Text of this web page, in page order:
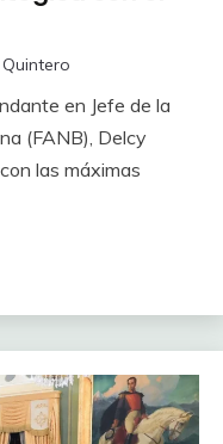
en Jefe de la
(FANB), Delcy
las máximas